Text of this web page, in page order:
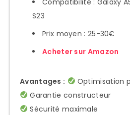
Compatibilité : Galaxy
S23
Prix moyen : 25-30€
Acheter sur Amazon
Avantages :
Optimisation
Garantie constructeur
Sécurité maximale